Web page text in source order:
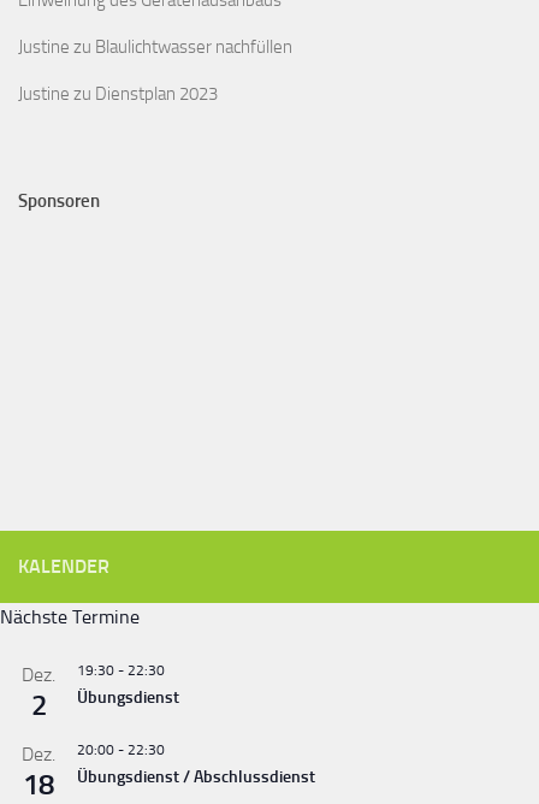
Justine zu Blaulichtwasser nachfüllen
Justine zu Dienstplan 2023
Sponsoren
KALENDER
Nächste Termine
Dez.
2
19:30 - 22:30
Übungsdienst
Dez.
18
20:00 - 22:30
Übungsdienst / Abschlussdienst